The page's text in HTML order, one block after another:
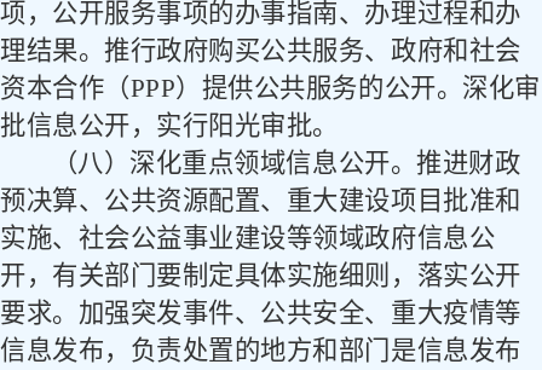
项，公开服务事项的办事指南、办理过程和办
理结果。推行政府购买公共服务、政府和社会
资本合作（PPP）提供公共服务的公开。深化审
批信息公开，实行阳光审批。
（八）深化重点领域信息公开。推进财政
预决算、公共资源配置、重大建设项目批准和
实施、社会公益事业建设等领域政府信息公
开，有关部门要制定具体实施细则，落实公开
要求。加强突发事件、公共安全、重大疫情等
信息发布，负责处置的地方和部门是信息发布